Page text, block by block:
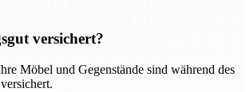
versichert?
Möbel und Gegenstände sind während des